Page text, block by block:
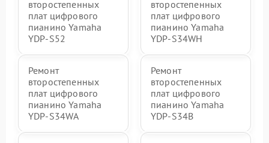
второстепенных
плат цифрового
пианино Yamaha
YDP-S52
второстепенных
плат цифрового
пианино Yamaha
YDP-S34WH
Ремонт
второстепенных
плат цифрового
пианино Yamaha
YDP-S34WA
Ремонт
второстепенных
плат цифрового
пианино Yamaha
YDP-S34B